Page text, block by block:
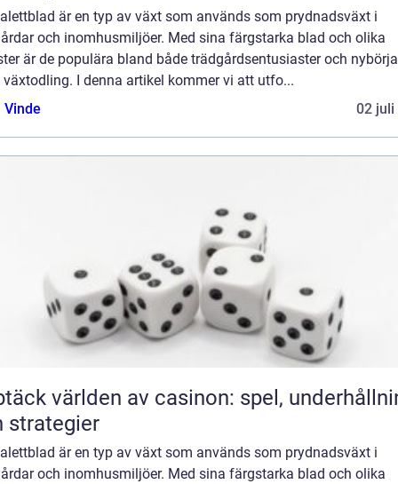
är en typ av växt som används som prydnadsväxt i
och inomhusmiljöer. Med sina färgstarka blad och olika
är de populära bland både trädgårdsentusiaster och
I denna artikel kommer vi att utfo...
Vinde
02 juli
världen av casinon: spel,
strategier
är en typ av växt som används som prydnadsväxt i
och inomhusmiljöer. Med sina färgstarka blad och olika